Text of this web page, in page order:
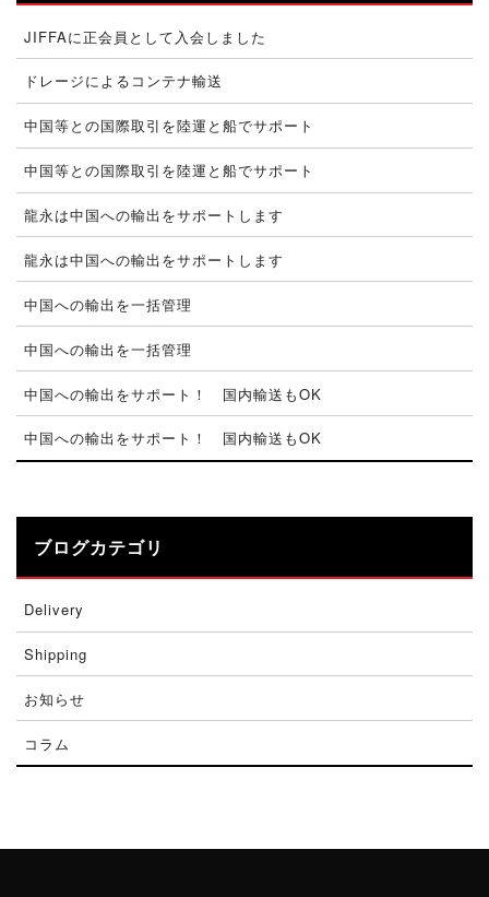
JIFFAに正会員として入会しました
ドレージによるコンテナ輸送
中国等との国際取引を陸運と船でサポート
中国等との国際取引を陸運と船でサポート
龍永は中国への輸出をサポートします
龍永は中国への輸出をサポートします
中国への輸出を一括管理
中国への輸出を一括管理
中国への輸出をサポート！ 国内輸送もOK
中国への輸出をサポート！ 国内輸送もOK
ブログカテゴリ
Delivery
Shipping
お知らせ
コラム